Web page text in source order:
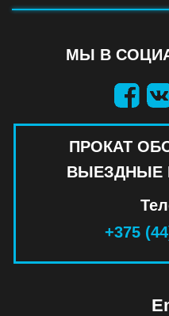
МЫ В
ПРОКАТ
ВЫЕЗДНЫЕ
+375